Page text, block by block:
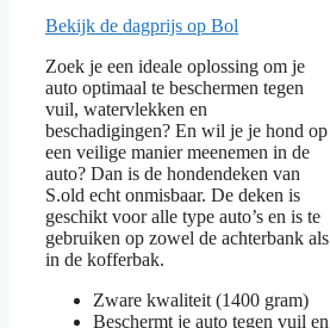
Bekijk de dagprijs op Bol
Zoek je een ideale oplossing om je
auto optimaal te beschermen tegen
vuil, watervlekken en
beschadigingen? En wil je je hond op
een veilige manier meenemen in de
auto? Dan is de hondendeken van
S.old echt onmisbaar. De deken is
geschikt voor alle type auto’s en is te
gebruiken op zowel de achterbank als
in de kofferbak.
Zware kwaliteit (1400 gram)
Beschermt je auto tegen vuil en